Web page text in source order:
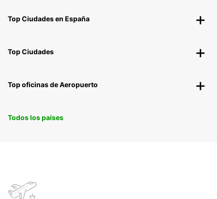
Top Ciudades en España
Top Ciudades
Top oficinas de Aeropuerto
Todos los países